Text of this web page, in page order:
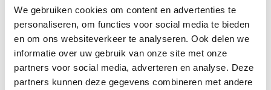
We gebruiken cookies om content en advertenties te
personaliseren, om functies voor social media te bieden
en om ons websiteverkeer te analyseren. Ook delen we
informatie over uw gebruik van onze site met onze
partners voor social media, adverteren en analyse. Deze
partners kunnen deze gegevens combineren met andere
Meer informatie? Kijk op www.surplus.nl/mantelzorg
Bericht delen: